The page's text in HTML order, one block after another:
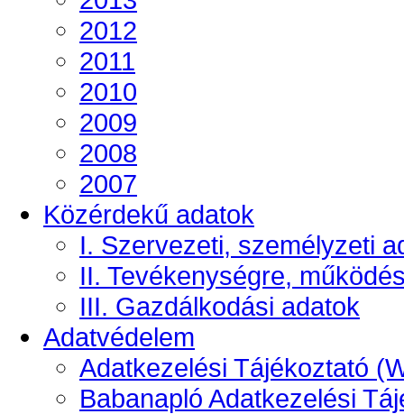
2012
2011
2010
2009
2008
2007
Közérdekű adatok
I. Szervezeti, személyzeti
II. Tevékenységre,
III. Gazdálkodási adatok
Adatvédelem
Adatkezelési Tájékoztató
Babanapló Adatkezelési